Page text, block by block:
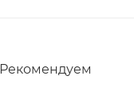
Рекомендуем